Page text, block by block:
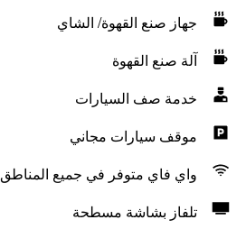
جهاز صنع القهوة/ الشاي
آلة صنع القهوة
خدمة صف السيارات
موقف سيارات مجاني
واي فاي متوفر في جميع المناطق
تلفاز بشاشة مسطحة